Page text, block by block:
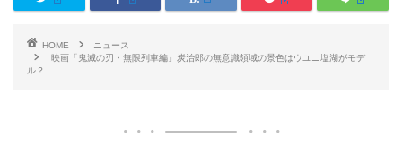
HOME
ニュース
映画「鬼滅の刃・無限列車編」炭治郎の無意識領域の景色はウユニ塩湖がモデ
ル？